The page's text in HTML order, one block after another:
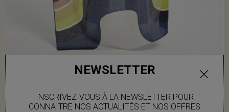
NEWSLETTER
INSCRIVEZ-VOUS À LA NEWSLETTER POUR
CONNAITRE NOS ACTUALITÉS ET NOS OFFRES